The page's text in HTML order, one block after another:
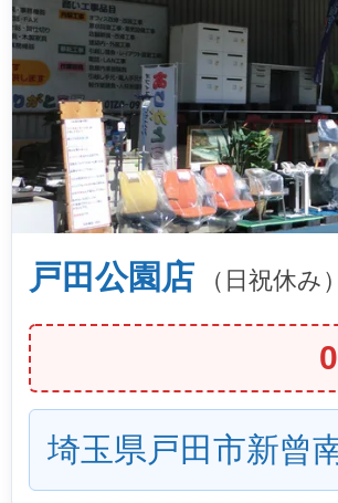
戸田公園店 （日祝休み）
埼玉県戸田市新曾